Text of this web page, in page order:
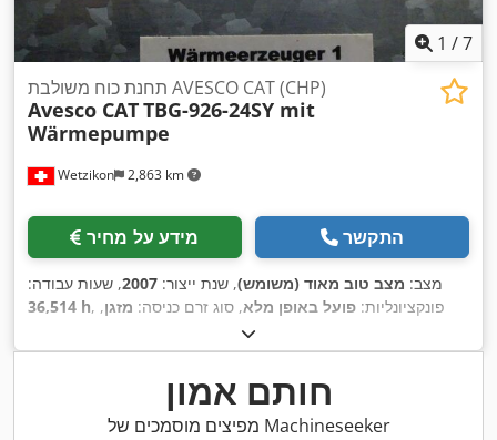
1 /7
Wetzikon 2,863 km
תחנת כוח משולבת AVESCO CAT (CHP)
Avesco CATTBG-926-24SY mit
Wärmepumpe
מידע על מחיר התקשר
מצב: מצב טוב מאוד (משומש), שנת ייצור: 2007, שעות עבודה:
36,514 h
, פונקציונליות: פועל באופן מלא, סוג זרם כניסה: מזגן,
ציוד:תיעוד / מדריך ,
חותם אמון
מפיצים מוסמכים של Machineseeker